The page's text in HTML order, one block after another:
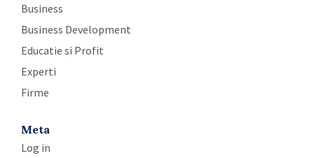
Business
Business Development
Educatie si Profit
Experti
Firme
Meta
Log in